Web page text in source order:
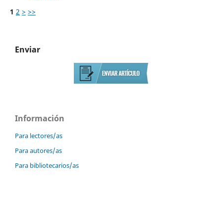
1 2 > >>
Enviar
Información
Para lectores/as
Para autores/as
Para bibliotecarios/as